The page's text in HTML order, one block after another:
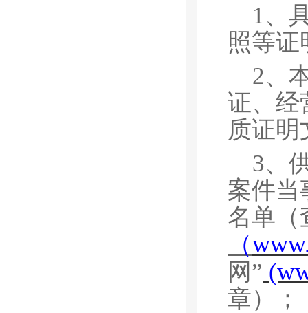
1、
照等证
2、
证、经
质证明
3、
案件当
名单（
（
网”
章）；